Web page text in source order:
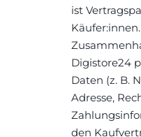
ist
Digistore24
Daten (z. B.
Adresse,
den